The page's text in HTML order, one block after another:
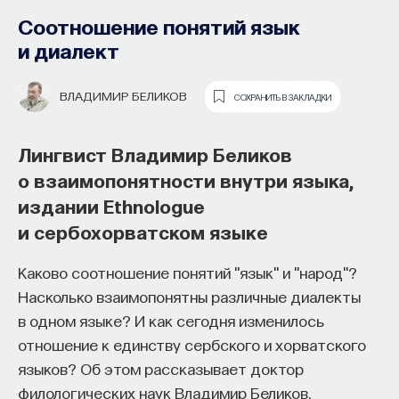
Соотношение понятий язык
и диалект
ВЛАДИМИР БЕЛИКОВ СОХРАНИТЬ В ЗАКЛАДКИ
Лингвист Владимир Беликов
о взаимопонятности внутри языка,
издании Ethnologue
и сербохорватском языке
Каково соотношение понятий "язык" и "народ"?
Насколько взаимопонятны различные диалекты
в одном языке? И как сегодня изменилось
отношение к единству сербского и хорватского
языков? Об этом рассказывает доктор
филологических наук Владимир Беликов.
Основатель ПостНауки Ивар
Максутов запускает сервис, который
поможет найти свою нишу
в глобальных deep tech и биотех
компаниях
В 2012 годуИвар Максутовсоздал проект
ПостНаука, который дал голос учёным и навсегда
СЕРГЕЙ КАРПОВ СОХРАНИТЬ В ЗАКЛАДКИ
Историк Сергей Карпов о различиях
рабовладением, положении женщин-
рабынь и особенностях торговли
в Средние века
Когда люди говорят о работорговле —
классической работорговле, чаще всего
вспоминают античный мир или Древний Восток,
где рабство приобрело свои, я бы сказал,
наиболее устоявшиеся формы, которые затем
стали модулем. Это постоянное, вечное рабство,
это большая зависимость, это превращение раба